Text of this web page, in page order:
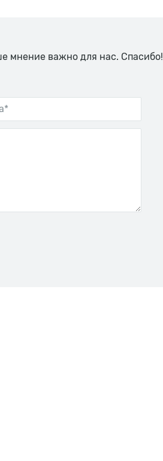
мнение важно для нас. Спасибо!